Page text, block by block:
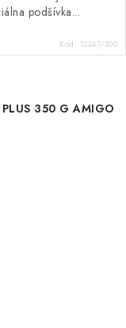
podšívka...
Kód: 12247/200
PLUS 350 G AMIGO